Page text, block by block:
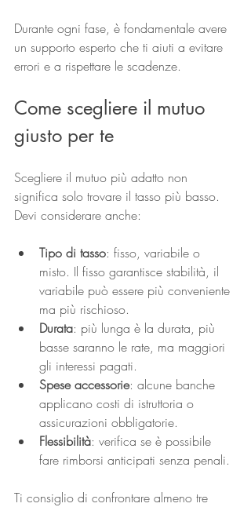
Durante ogni fase, è fondamentale avere
un supporto esperto che ti aiuti a evitare
errori e a rispettare le scadenze.
Come scegliere il mutuo
giusto per te
Scegliere il mutuo più adatto non
significa solo trovare il tasso più basso.
Devi considerare anche:
Tipo di tasso: fisso, variabile o
misto. Il fisso garantisce stabilità, il
variabile può essere più conveniente
ma più rischioso.
Durata: più lunga è la durata, più
basse saranno le rate, ma maggiori
gli interessi pagati.
Spese accessorie: alcune banche
applicano costi di istruttoria o
assicurazioni obbligatorie.
Flessibilità: verifica se è possibile
fare rimborsi anticipati senza penali.
Ti consiglio di confrontare almeno tre